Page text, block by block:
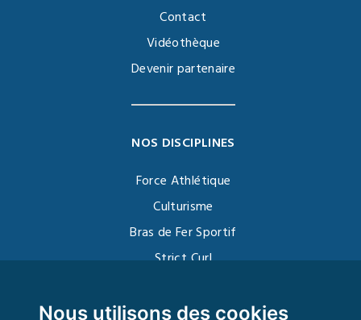
Nous utilisons des cookies
Contact
Vidéothèque
Devenir partenaire
NOS DISCIPLINES
Force Athlétique
Culturisme
Bras de Fer Sportif
Strict Curl
Kettlebell